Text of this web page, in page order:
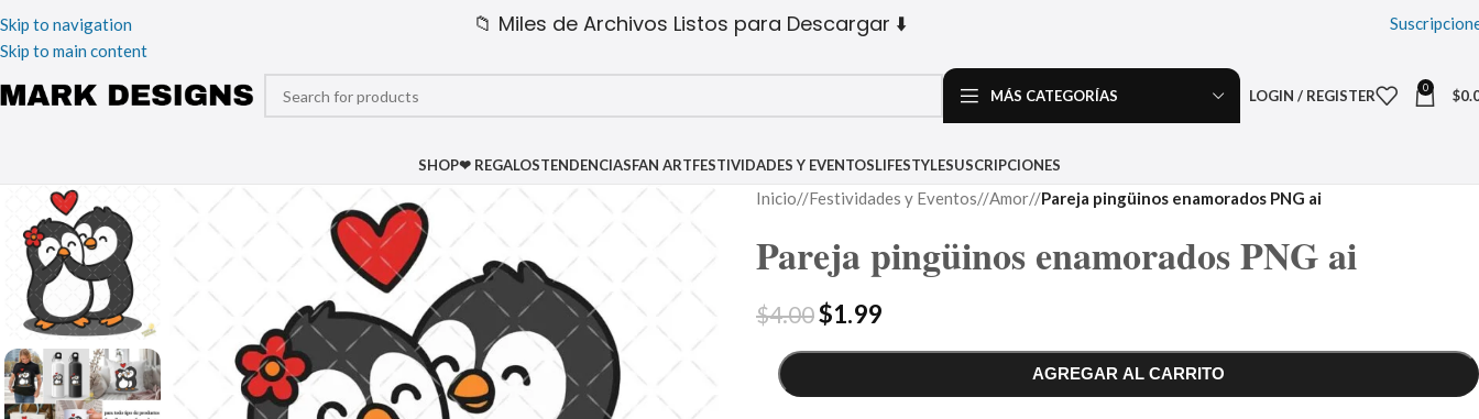
Skip to navigation
Skip to main content
📁 Miles de Archivos Listos para Descargar ⬇️
MÁS CATEGORÍAS LOGIN / REGISTER 0 $
SHOP❤ REGALOSTENDENCIASFAN ARTFESTIVIDADES Y EVENTOSLIFESTYLESUSCRIPCIONES
Inicio/ Festividades y Eventos/ Amor/ Pareja pingüinos enamorados PNG ai
Pareja pingüinos enamorados PNG ai
$4.00$1.99
AGREGAR AL CARRITO